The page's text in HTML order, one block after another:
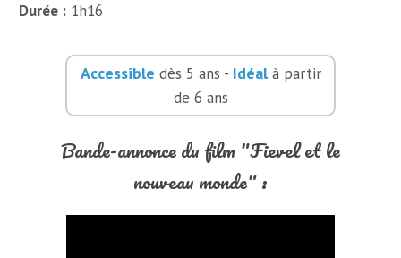
Durée : 1h16
Accessible dès 5 ans - Idéalà partir
de 6 ans
Bande-annonce du film "Fievel et le
nouveau monde" :